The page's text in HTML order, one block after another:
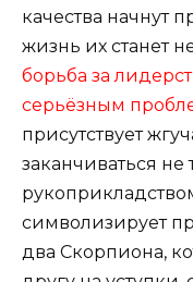
качества начнут
жизнь их станет
борьба за
серьёзным
присутствует
заканчиваться
символизирует
два Скорпиона,